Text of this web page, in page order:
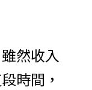
然收入
時間，